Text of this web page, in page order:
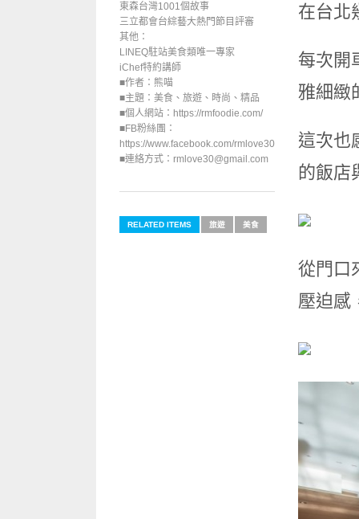
在台北
每次開
雅細緻
這次也
的飯店
從門口
壓迫感
東森台灣1001個故事
三立都會台綜藝大熱門節目評審
其他：
LINEQ駐站美食類唯一專家
iChef特約講師
■作者：熊喵
■主題：美食、旅遊、時尚、精品
■個人網站：https://rmfoodie.com/
■FB粉絲團：
https://www.facebook.com/rmlove30/
■連絡方式：rmlove30@gmail.com
RELATED ITEMS 旅遊 美食